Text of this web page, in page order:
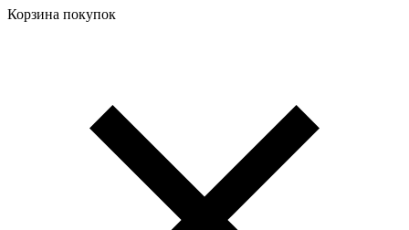
Корзина покупок